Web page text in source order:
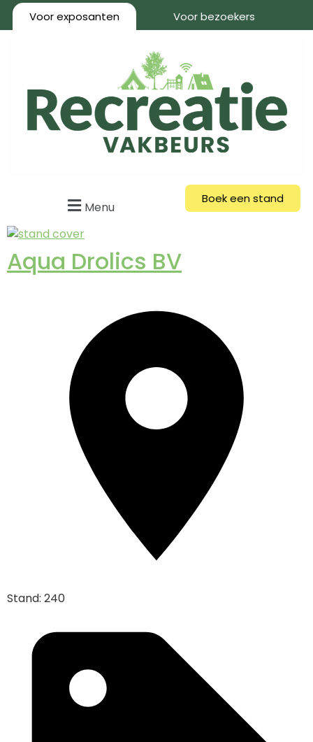
Voor exposanten Voor bezoekers
Menu
Boek een stand
Aqua Drolics BV
Stand: 240